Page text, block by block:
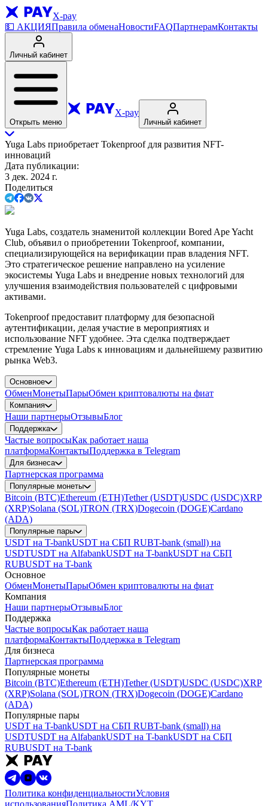
X-pay
💵 АКЦИЯПравила обменаНовостиFAQПартнерамКонтакты
Личный кабинет
Открыть меню
X-pay
Личный кабинет
Yuga Labs приобретает Tokenproof для развития NFT-
инноваций
Дата публикации:
3 дек. 2024 г.
Поделиться
Yuga Labs, создатель знаменитой коллекции Bored Ape Yacht
Club, объявил о приобретении Tokenproof, компании,
специализирующейся на верификации прав владения NFT.
Это стратегическое решение направлено на усиление
экосистемы Yuga Labs и внедрение новых технологий для
улучшения взаимодействия пользователей с цифровыми
активами.
Tokenproof предоставит платформу для безопасной
аутентификации, делая участие в мероприятиях и
использование NFT удобнее. Эта сделка подтверждает
стремление Yuga Labs к инновациям и дальнейшему развитию
рынка Web3.
Основное
ОбменМонетыПарыОбмен криптовалюты на фиат
Компания
Наши партнерыОтзывыБлог
Поддержка
Частые вопросыКак работает наша
платформаКонтактыПоддержка в Telegram
Для бизнеса
Партнерская программа
Популярные монеты
Bitcoin (BTC)Ethereum (ETH)Tether (USDT)USDC (USDC)XRP
(XRP)Solana (SOL)TRON (TRX)Dogecoin (DOGE)Cardano
(ADA)
Популярные пары
USDT на T-bankUSDT на СБП RUBT-bank (small) на
USDTUSDT на AlfabankUSDT на T-bankUSDT на СБП
RUBUSDT на T-bank
Основное
ОбменМонетыПарыОбмен криптовалюты на фиат
Компания
Наши партнерыОтзывыБлог
Поддержка
Частые вопросыКак работает наша
платформаКонтактыПоддержка в Telegram
Для бизнеса
Партнерская программа
Популярные монеты
Bitcoin (BTC)Ethereum (ETH)Tether (USDT)USDC (USDC)XRP
(XRP)Solana (SOL)TRON (TRX)Dogecoin (DOGE)Cardano
(ADA)
Популярные пары
USDT на T-bankUSDT на СБП RUBT-bank (small) на
USDTUSDT на AlfabankUSDT на T-bankUSDT на СБП
RUBUSDT на T-bank
Политика конфиденциальностиУсловия
использованияПолитика AML/KYT